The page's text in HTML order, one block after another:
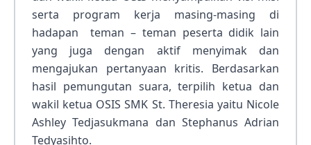
serta program kerja masing-masing di
hadapan teman – teman peserta didik lain
yang juga dengan aktif menyimak dan
mengajukan pertanyaan kritis. Berdasarkan
hasil pemungutan suara, terpilih ketua dan
wakil ketua OSIS SMK St. Theresia yaitu Nicole
Ashley Tedjasukmana dan Stephanus Adrian
Tedyasihto.